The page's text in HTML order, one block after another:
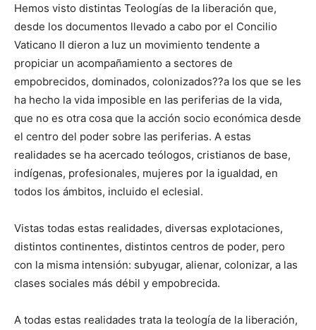
Hemos visto distintas Teologías de la liberación que,
desde los documentos llevado a cabo por el Concilio
Vaticano II dieron a luz un movimiento tendente a
propiciar un acompañamiento a sectores de
empobrecidos, dominados, colonizados??a los que se les
ha hecho la vida imposible en las periferias de la vida,
que no es otra cosa que la acción socio económica desde
el centro del poder sobre las periferias. A estas
realidades se ha acercado teólogos, cristianos de base,
indígenas, profesionales, mujeres por la igualdad, en
todos los ámbitos, incluido el eclesial.
Vistas todas estas realidades, diversas explotaciones,
distintos continentes, distintos centros de poder, pero
con la misma intensión: subyugar, alienar, colonizar, a las
clases sociales más débil y empobrecida.
A todas estas realidades trata la teología de la liberación,